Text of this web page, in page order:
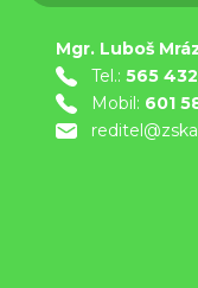
Mgr. Luboš
Tel.:565
Mobil: 601